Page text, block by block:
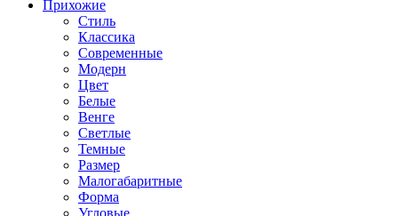
Прихожие
Стиль
Классика
Современные
Модерн
Цвет
Белые
Венге
Светлые
Темные
Размер
Малогабаритные
Форма
Угловые